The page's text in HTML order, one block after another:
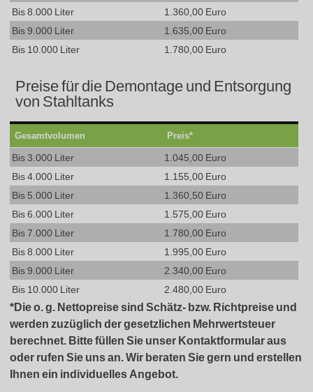
Bis 8.000 Liter
1.360,00 Euro
Bis 9.000 Liter
1.635,00 Euro
Bis 10.000 Liter
1.780,00 Euro
Preise für die Demontage und Entsorgung
von Stahltanks
Gesamtvolumen Preis*
Bis 3.000 Liter
1.045,00 Euro
Bis 4.000 Liter
1.155,00 Euro
Bis 5.000 Liter
1.360,50 Euro
Bis 6.000 Liter
1.575,00 Euro
Bis 7.000 Liter
1.780,00 Euro
Bis 8.000 Liter
1.995,00 Euro
Bis 9.000 Liter
2.340,00 Euro
Bis 10.000 Liter
2.480,00 Euro
*Die o. g. Nettopreise sind Schätz- bzw. Richtpreise und
werden zuzüglich der gesetzlichen Mehrwertsteuer
berechnet. Bitte füllen Sie unser Kontaktformular aus
oder rufen Sie uns an. Wir beraten Sie gern und erstellen
Ihnen ein individuelles Angebot.